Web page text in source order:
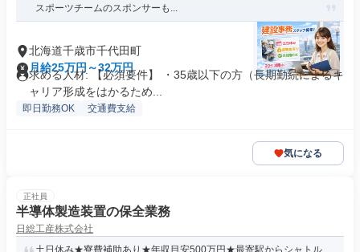
スポーツチームのスポンサーも...
北海道千歳市千代田町
月給25万円～32万円
求める人材: 【必須要件】 ・35歳以下の方（長期勤続によるキ
ャリア形成をはかるため...
即日勤務OK 交通費支給
気になる
正社員
半導体製造装置の保全業務
日総工産株式会社
土日休み★寮費補助あり★年収目安500万円★最寄駅からシャトル